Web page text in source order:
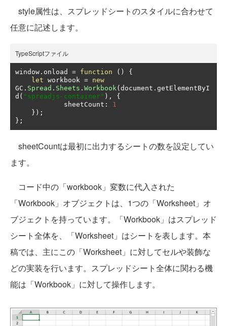
style属性は、スプレッドシートのスタイルに合わせて
任意に記述します。
TypeScriptファイル
window . onload = function ()
{
let workbook = new
GC . Spread . Sheets . Workbook( document . getElementByI
d ( "spreadjs-container" ),
{
            sheetCount
:
1
});
};
sheetCountは最初に出力するシートの数を設定してい
ます。
コード中の「workbook」変数に代入された
「Workbook」オブジェクトは、1つの「Worksheet」オ
ブジェクトを持っています。「Workbook」はスプレッド
シート全体を、「Worksheet」はシートを表します。本
稿では、主にこの「Worksheet」に対してセルや装飾な
どの実装を行います。スプレッドシート全体に関わる機
能は「Workbook」に対して操作します。